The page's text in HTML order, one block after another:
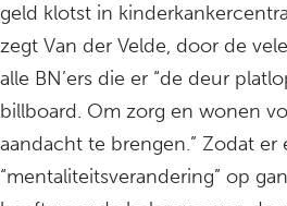
geld klotst in
zegt Van der Velde, door de
alle BN’ers die er “de deur
billboard. Om zorg en wonen
aandacht te brengen.” Zodat er
“mentaliteitsverandering” op